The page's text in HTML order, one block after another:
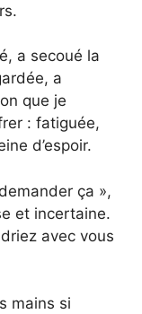
a secoué la
a
que je
: fatiguée,
d’espoir.
ça »,
et incertaine.
avec vous
mains si